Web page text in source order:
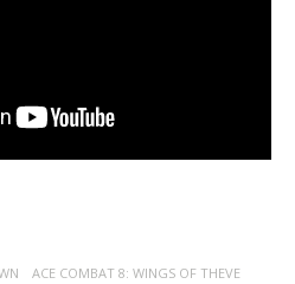
ACE COMBAT 8: WINGS OF THEVE